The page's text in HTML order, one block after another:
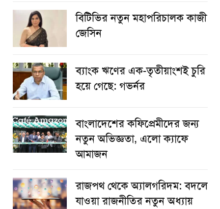
বিটিভির নতুন মহাপরিচালক কাজী
জেসিন
ব্যাংক ঋণের এক-তৃতীয়াংশই চুরি
হয়ে গেছে: গভর্নর
বাংলাদেশের কফিপ্রেমীদের জন্য
নতুন অভিজ্ঞতা, এলো ক্যাফে
আমাজন
রাজপথ থেকে অ্যালগরিদম: বদলে
যাওয়া রাজনীতির নতুন অধ্যায়